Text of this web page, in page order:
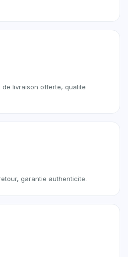
livraison offerte, qualite
garantie authenticite.